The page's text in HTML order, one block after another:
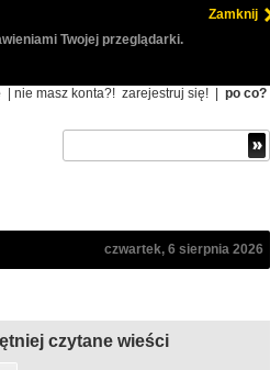
Zamknij
Twojej przeglądarki.
| nie masz konta?! zarejestruj się! po co?
czwartek, 6 sierpnia 2026
czytane wieści